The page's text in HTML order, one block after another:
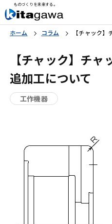
ものづくりを未来する。
ホーム コラム 【チャック
【チャック】チ
追加工について
工作機器